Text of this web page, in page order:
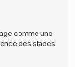
comme une
des stades